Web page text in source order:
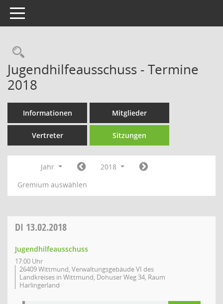
Toggle navigation
Rechercheauswahl
Jugendhilfeausschuss - Termine
2018
Informationen Mitglieder
Vertreter Sitzungen
Jahr
2018
Gremium auswählen
DI 13.02.2018
Jugendhilfeausschuss
17:00 Uhr
26409 Wittmund, Verwaltungsgebäude VI des
Landkreises in Wittmund, Dohuser Weg 34, Raum
Harlingerland